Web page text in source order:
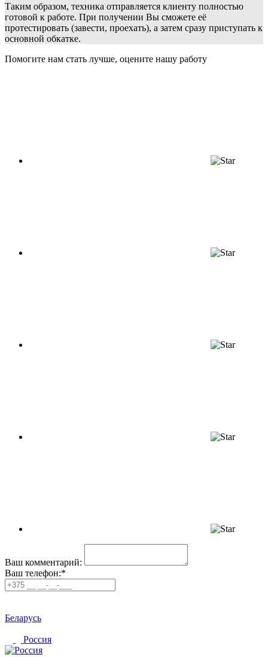
Таким образом, техника отправляется клиенту полностью
готовой к работе. При получении Вы сможете её
протестировать (завести, проехать), а затем сразу приступать к
основной обкатке.
Помогите нам стать лучше, оцените нашу работу
Ваш комментарий:
Ваш телефон:*
Беларусь
Россия